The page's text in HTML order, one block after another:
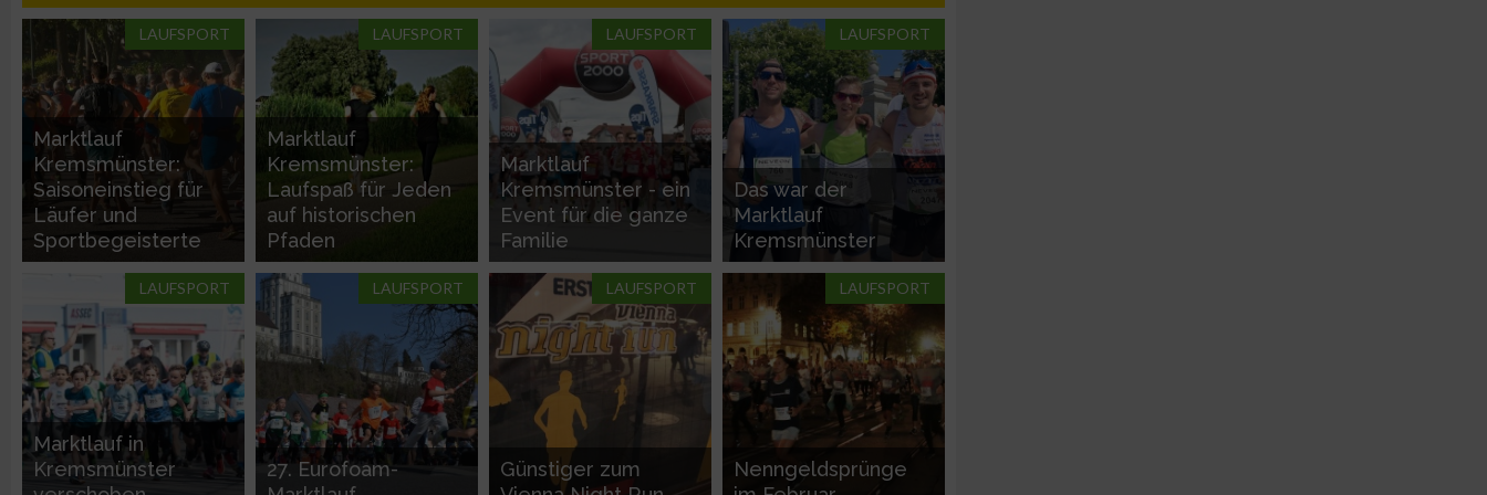
LAUFSPORT
Marktlauf
Kremsmünster:
Saisoneinstieg für
Läufer und
Sportbegeisterte
LAUFSPORT
Marktlauf
Kremsmünster:
Laufspaß für Jeden
auf historischen
Pfaden
LAUFSPORT
Marktlauf
Kremsmünster - ein
Event für die ganze
Familie
LAUFSPORT
Das war der
Marktlauf
Kremsmünster
LAUFSPORT
Marktlauf in
Kremsmünster
LAUFSPORT
27. Eurofoam-
LAUFSPORT
Günstiger zum
LAUFSPORT
Nenngeldsprünge
Nicht-IAB-Verarbeitungszwecke:
Notwendig
Performance
Funktional